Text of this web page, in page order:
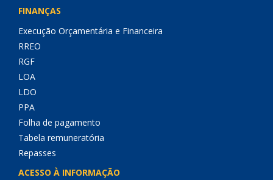
FINANÇAS
Execução Orçamentária e Financeira
RREO
RGF
LOA
LDO
PPA
Folha de pagamento
Tabela remuneratória
Repasses
ACESSO À INFORMAÇÃO